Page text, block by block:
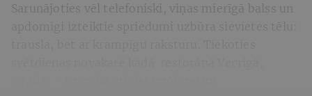
Sarunājoties vēl telefoniski, viņas mierīgā balss un